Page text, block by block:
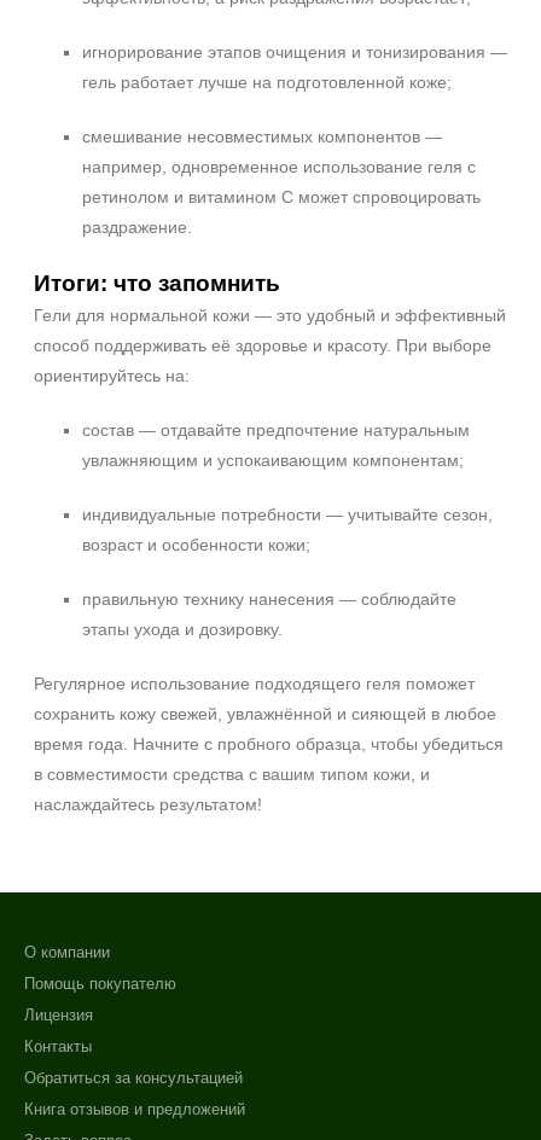
игнорирование этапов очищения и тонизирования —
гель работает лучше на подготовленной коже;
смешивание несовместимых компонентов —
например, одновременное использование геля с
ретинолом и витамином C может спровоцировать
раздражение.
Итоги: что запомнить
Гели для нормальной кожи — это удобный и эффективный
способ поддерживать её здоровье и красоту. При выборе
ориентируйтесь на:
состав — отдавайте предпочтение натуральным
увлажняющим и успокаивающим компонентам;
индивидуальные потребности — учитывайте сезон,
возраст и особенности кожи;
правильную технику нанесения — соблюдайте
этапы ухода и дозировку.
Регулярное использование подходящего геля поможет
сохранить кожу свежей, увлажнённой и сияющей в любое
время года. Начните с пробного образца, чтобы убедиться
в совместимости средства с вашим типом кожи, и
наслаждайтесь результатом!
О компании
Помощь покупателю
Лицензия
Контакты
Обратиться за консультацией
Книга отзывов и предложений